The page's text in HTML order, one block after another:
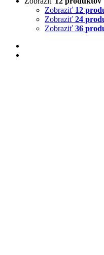
Zobraziť 12
Zobraziť 24
Zobraziť 36